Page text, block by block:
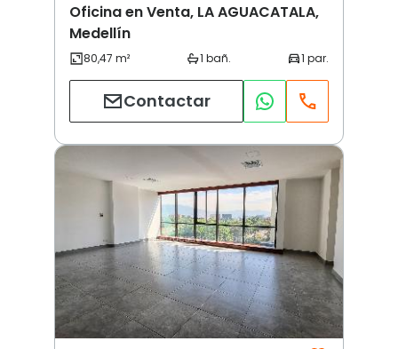
Oficina en Venta, LA AGUACATALA,
Medellín
Contactar